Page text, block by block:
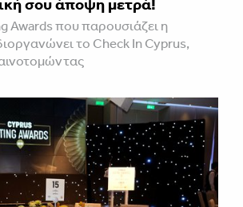
σου άποψη μετρά!
Awards που παρουσιάζει η
το Check In Cyprus,